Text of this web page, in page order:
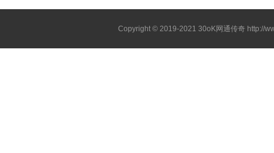
Copyright © 2019-202130oK网通传奇 http://